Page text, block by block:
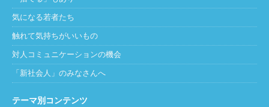
気になる若者たち
触れて気持ちがいいもの
対人コミュニケーションの機会
「新社会人」のみなさんへ
テーマ別コンテンツ